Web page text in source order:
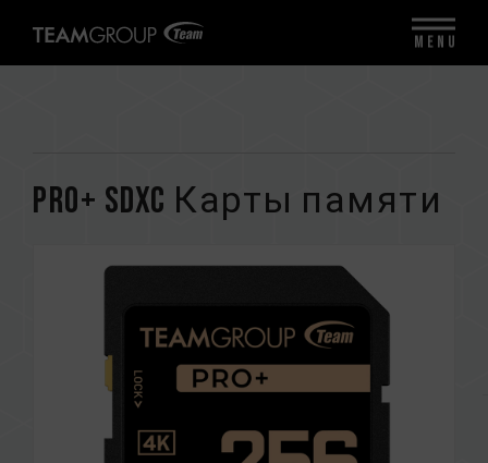
PRO+ SDXC Карты памяти
MENU